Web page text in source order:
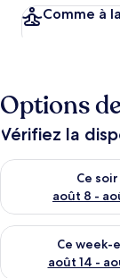
Comme à
Options
Vérifiez la
Ce soir
août 8 -
Vérifier la
Ce week-
août 14 -
Vérifier la